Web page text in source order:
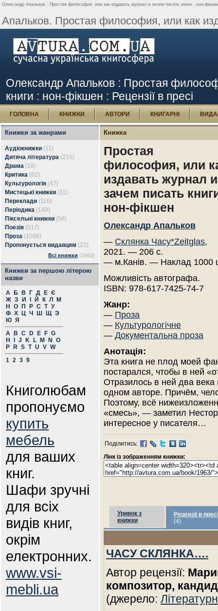
Олександр Апальков : Простая философия, или как издавать журнал и зачем писать книги : нон-
Апальков. Простая философия, или как
Олександр Апальков : Простая
книги : нон-фікшен : Рецензії в пресі
ГОЛОВНА КНИЖКИ АВТОРИ КНИГАРНІ
Книжки за жанрами
Аудіокнижки (11)
Дитяча література (215)
Драма (18)
Критика (62)
Культурологія (47)
Мистецькі книжки (11)
Переклади (116)
Періодика (149)
Піксельні книжки (56)
Поезія (517)
Проза (1098)
Пропонується видавцям (21)
Всі книжки (1660)
Книжки за першою літерою
назви
А Б В Г Д Е Є
Ж З И Й К Л
М
Н
О П Р С Т У
Ф Х Ц Ч Ш Щ Э
Ю Я
A
B C D E F G
H
J K L M N
O
P
R S T U V W
1 2 3 9
Книголюбам
пропонуємо
купить
мебель
для ваших
книг.
Шафи зручні
для всіх
видів книг,
окрім
електронних.
www.vsi-
mebli.ua
Книжка
Простая
философия, или
издавать журнал и
зачем писать
нон-фікшен
Олександр Апальков
— Склянка Часу*Zeitglas,
2021. — 206 с.
— м.Канів. — Наклад 1000
Можливість автографа.
ISBN: 978-617-7425-74-7
Жанр:
— Проза
— Культурологічне
— Документальна проза
Анотація:
Эта книга не плод моей
постарался, чтобы в ней
Отразилось в ней два
одном авторе. Причём,
Поэтому, всё
«смесь», — заметил
интересное у писателя…
Поділитись:
Лінк із зображенням книжки:
Уривок з
книжки
Рецензії в пресі
(4)
ЧАСУ СКЛЯНКА….
Автор рецензії:
композитор,
(джерело: